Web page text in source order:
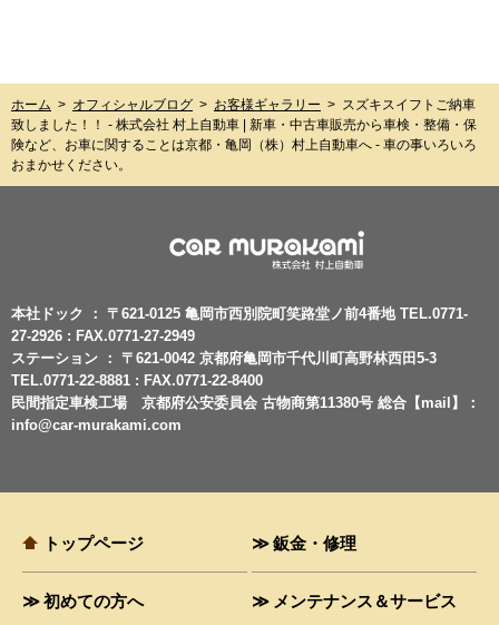
ホーム > オフィシャルブログ > お客様ギャラリー > スズキスイフトご納車
致しました！！ - 株式会社 村上自動車 | 新車・中古車販売から車検・整備・保
険など、お車に関することは京都・亀岡（株）村上自動車へ - 車の事いろいろ
おまかせください。
本社ドック ： 〒621-0125 亀岡市西別院町笑路堂ノ前4番地 TEL.0771-
27-2926 : FAX.0771-27-2949
ステーション ： 〒621-0042 京都府亀岡市千代川町高野林西田5-3
TEL.0771-22-8881 : FAX.0771-22-8400
民間指定車検工場 京都府公安委員会 古物商第11380号 総合【mail】：
info@car-murakami.com
トップページ
初めての方へ
鈑金・修理
メンテナンス＆サービス